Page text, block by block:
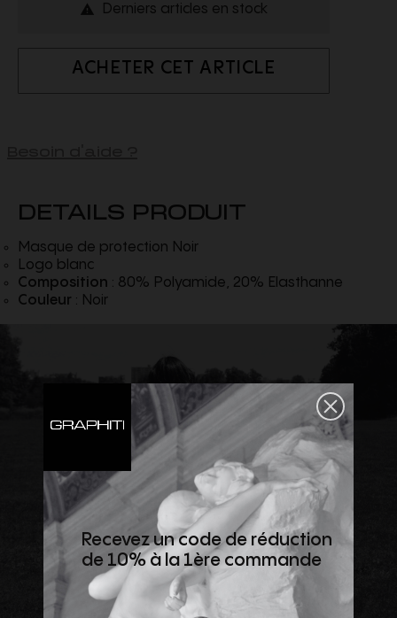
 Derniers articles en stock
ACHETER CET ARTICLE
DETAILS PRODUIT
Masque de protection Noir
Logo blanc
Composition : 80% Polyamide, 20% Elasthanne
Couleur : Noir
Recevez un code de réduction
de 10% à la 1ère commande